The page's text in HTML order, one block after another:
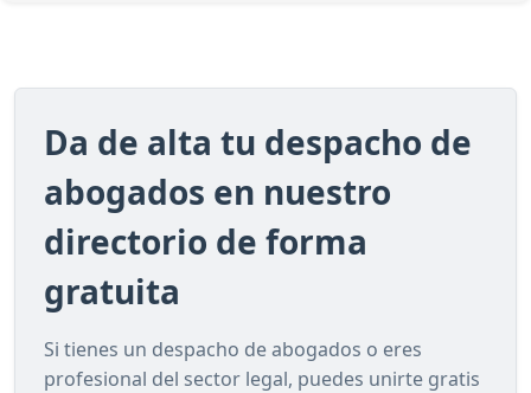
Da de alta tu despacho de
abogados en nuestro
directorio de forma
gratuita
Si tienes un despacho de abogados o eres
profesional del sector legal, puedes unirte gratis